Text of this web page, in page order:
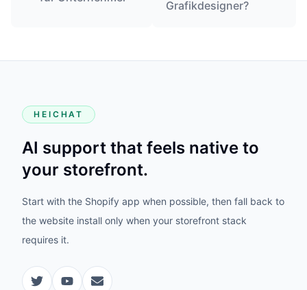
Grafikdesigner?
HEICHAT
AI support that feels native to
your storefront.
Start with the Shopify app when possible, then fall back to
the website install only when your storefront stack
requires it.